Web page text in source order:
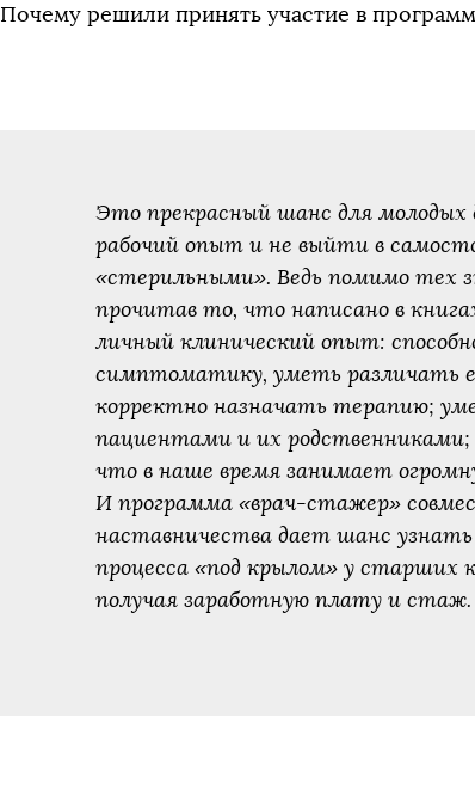
Почему решили принять участие в
Это прекрасный шанс для молодых
рабочий опыт и не выйти в
«стерильными». Ведь помимо тех
прочитав то, что написано в
личный клинический опыт:
симптоматику, уметь различать
корректно назначать терапию;
пациентами и их
что в наше время занимает
И программа «врач-стажер»
наставничества дает шанс
процесса «под крылом» у старших
получая заработную плату и стаж.